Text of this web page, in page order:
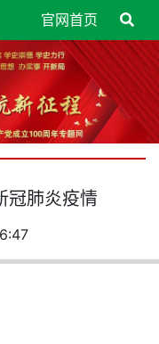
官网首页
冠肺炎疫情